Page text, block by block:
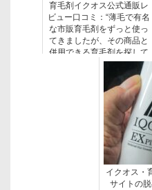
育毛剤イクオス公式通販レ
ビュー口コミ：“薄毛で有名
な市販育毛剤をずっと使っ
てきましたが、その商品と
併用できる育毛剤を探して
いた”の考察
イクオス・
サイトの